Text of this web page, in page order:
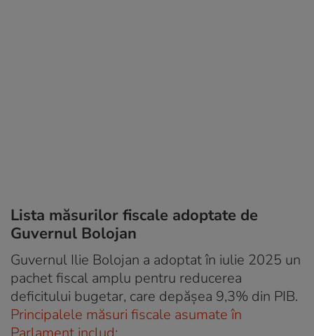
Lista măsurilor fiscale adoptate de
Guvernul Bolojan
Guvernul Ilie Bolojan a adoptat în iulie 2025 un
pachet fiscal amplu pentru reducerea
deficitului bugetar, care depășea 9,3% din PIB.
Principalele măsuri fiscale asumate în